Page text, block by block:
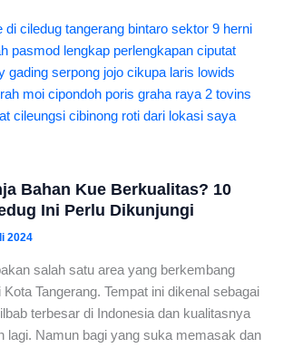
Bahan Kue Berkualitas? 10
Ini Perlu Dikunjungi
2024
salah satu area yang berkembang
Tangerang. Tempat ini dikenal sebagai
terbesar di Indonesia dan kualitasnya
lagi. Namun bagi yang suka memasak dan